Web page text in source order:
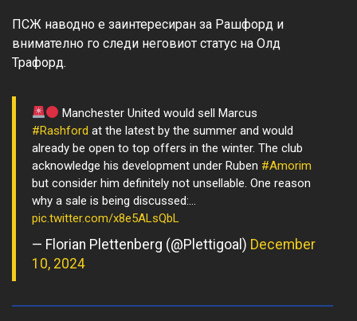
ПСЖ наводно е заинтересиран за Рашфорд и
внимателно го следи неговиот статус на Олд
Manchester United would sell Marcus
#Rashford at the latest by the summer and would
already be open to top offers in the winter. The club
acknowledge his development under Ruben #Amorim
but consider him definitely not unsellable. One reason
why a sale is being discussed:…
pic.twitter.com/x8e5ALsQbL
— Florian Plettenberg (@Plettigoal) December
10, 2024